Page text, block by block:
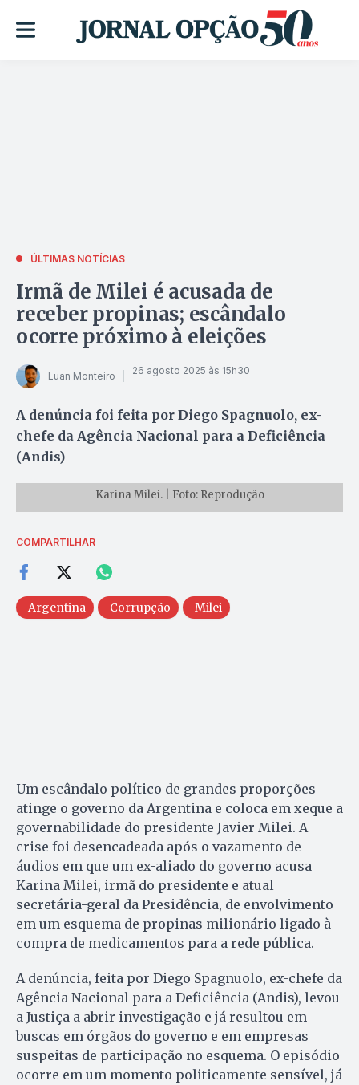
ÚLTIMAS NOTÍCIAS
Irmã de Milei é acusada de
receber propinas; escândalo
ocorre próximo à eleições
Luan Monteiro 26 agosto 2025 às 15h30
A denúncia foi feita por Diego Spagnuolo, ex-
chefe da Agência Nacional para a Deficiência
(Andis)
Karina Milei. | Foto: Reprodução
COMPARTILHAR
Argentina Corrupção Milei
Um escândalo político de grandes proporções
atinge o governo da Argentina e coloca em xeque a
governabilidade do presidente Javier Milei. A
crise foi desencadeada após o vazamento de
áudios em que um ex-aliado do governo acusa
Karina Milei, irmã do presidente e atual
secretária-geral da Presidência, de envolvimento
em um esquema de propinas milionário ligado à
compra de medicamentos para a rede pública.
A denúncia, feita por Diego Spagnuolo, ex-chefe da
Agência Nacional para a Deficiência (Andis), levou
a Justiça a abrir investigação e já resultou em
buscas em órgãos do governo e em empresas
suspeitas de participação no esquema. O episódio
ocorre em um momento politicamente sensível, já